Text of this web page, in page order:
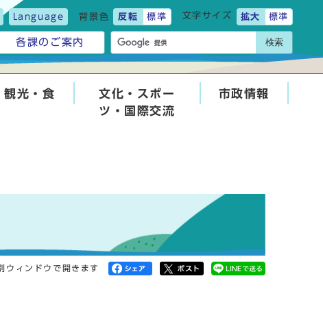
Language 背景色 反転 標準 文字サイズ 拡大 標準
各課のご案内 検索
観光・食
文化・スポー
ツ・国際交流
市政情報
ウィンドウで開きます